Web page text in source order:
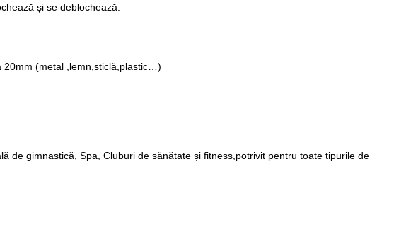
și se deblochează.
20mm (metal ,lemn,sticlă,plastic…)
de gimnastică, Spa, Cluburi de sănătate și fitness,potrivit pentru toate tipurile de